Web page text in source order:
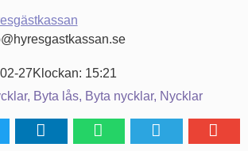
27Klockan: 15:21
, Byta lås, Byta nycklar, Nycklar